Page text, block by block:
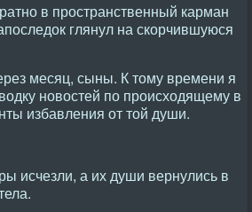
в пространственный карман
глянул на скорчившуюся
месяц, сыны. К тому времени я
новостей по происходящему в
избавления от той души.
исчезли, а их души вернулись в